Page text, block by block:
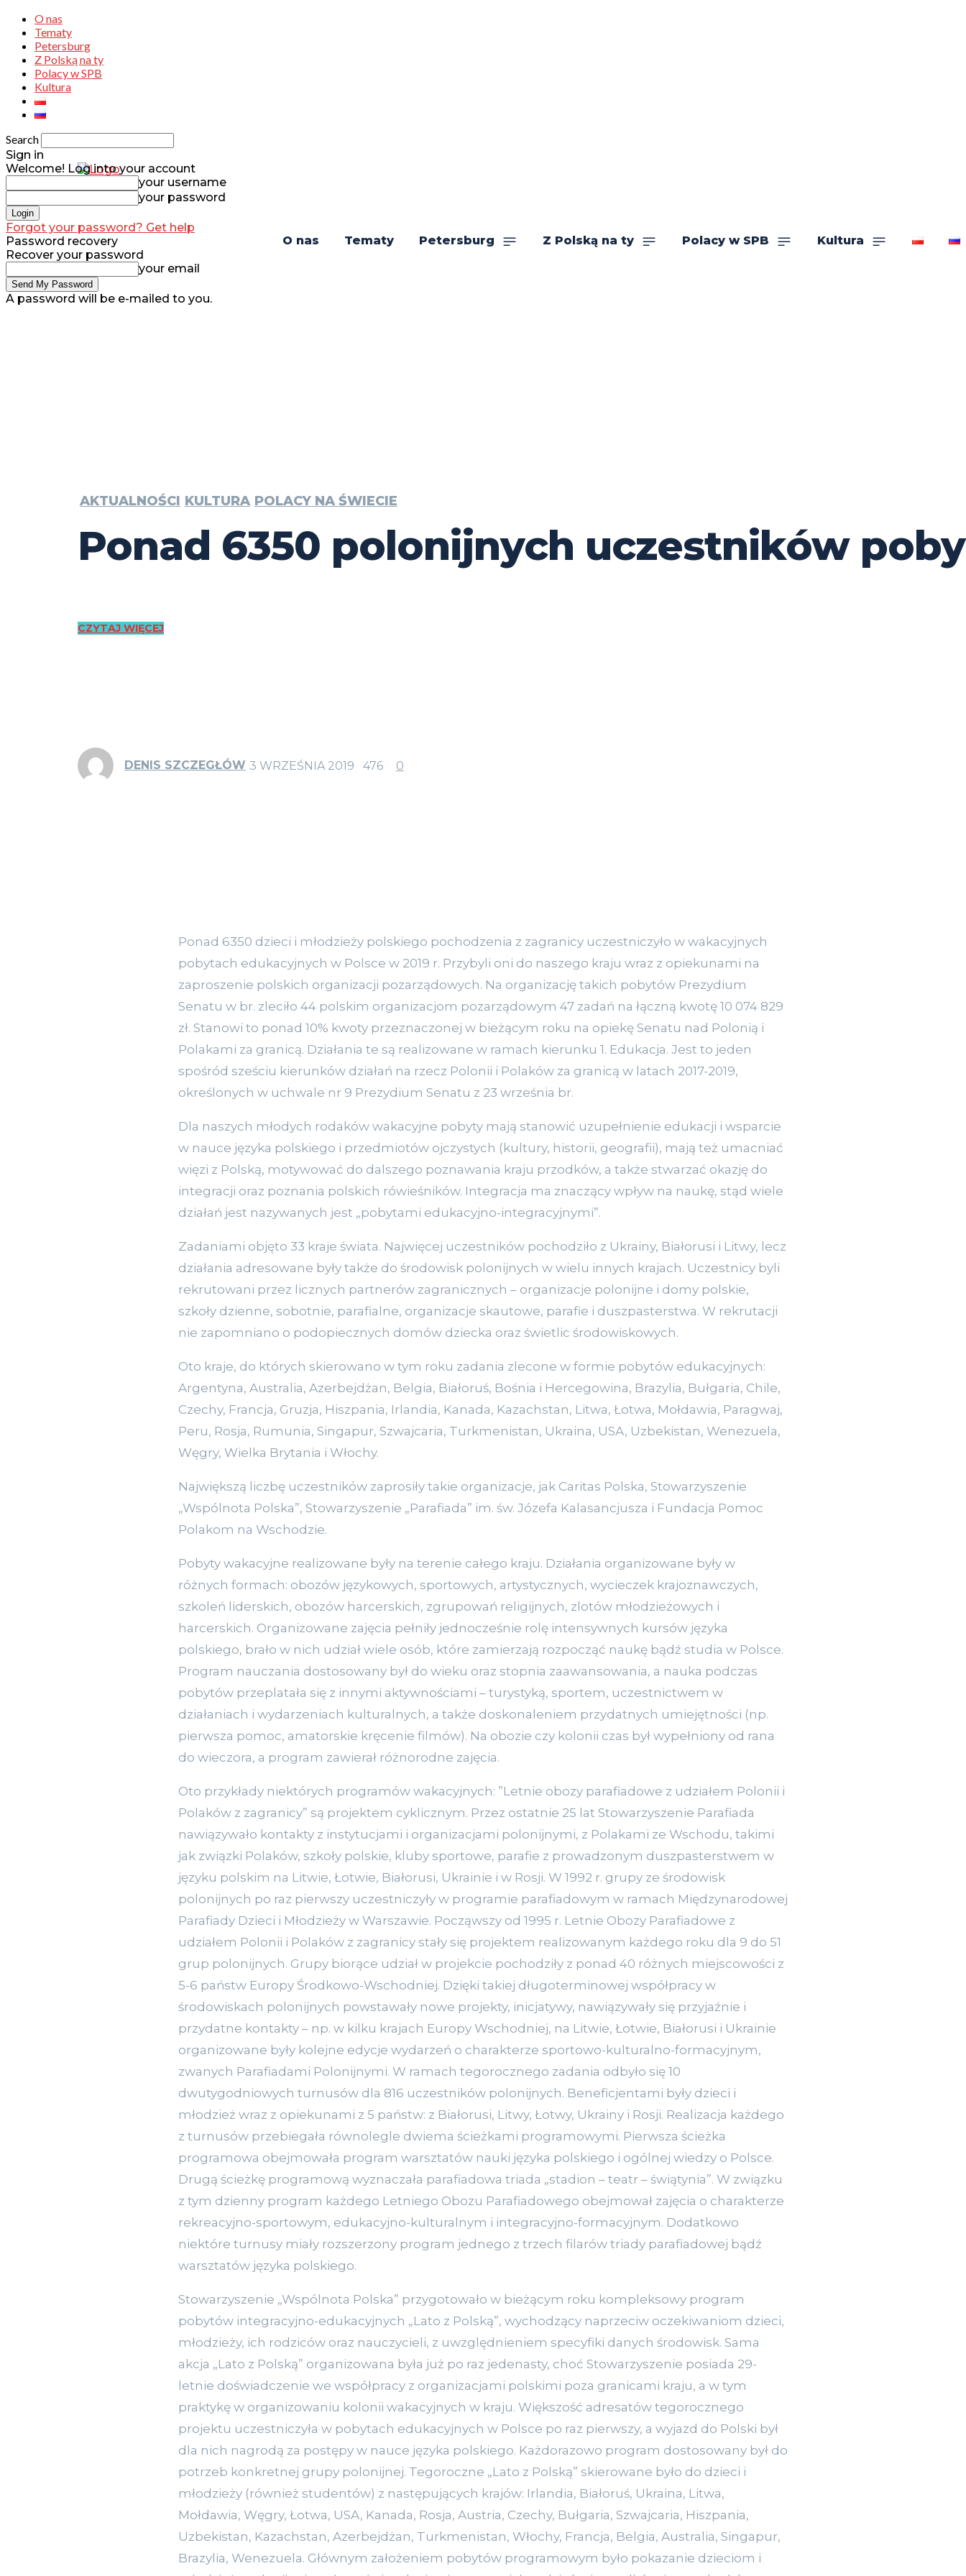
O nas
Tematy
Petersburg
Z Polską na ty
Polacy w SPB
Kultura
Search
O nas Tematy Petersburg Z Polską na ty Polacy w SPB Kultura
Sign in
Welcome! Log into your account
your username
your password
Forgot your password? Get help
Password recovery
Recover your password
your email
A password will be e-mailed to you.
AKTUALNOŚCI KULTURA POLACY NA ŚWIECIE
Ponad 6350 polonijnych uczestników
CZYTAJ WIĘCEJ
DENIS SZCZEGŁÓW 3 WRZEŚNIA 2019 476 0
Ponad 6350 dzieci i młodzieży polskiego pochodzenia z zagranicy uczestniczyło w wakacyjnych
pobytach edukacyjnych w Polsce w 2019 r. Przybyli oni do naszego kraju wraz z opiekunami na
zaproszenie polskich organizacji pozarządowych. Na organizację takich pobytów Prezydium
Senatu w br. zleciło 44 polskim organizacjom pozarządowym 47 zadań na łączną kwotę 10 074 829
zł. Stanowi to ponad 10% kwoty przeznaczonej w bieżącym roku na opiekę Senatu nad Polonią i
Polakami za granicą. Działania te są realizowane w ramach kierunku 1. Edukacja. Jest to jeden
spośród sześciu kierunków działań na rzecz Polonii i Polaków za granicą w latach 2017-2019,
określonych w uchwale nr 9 Prezydium Senatu z 23 września br.
Dla naszych młodych rodaków wakacyjne pobyty mają stanowić uzupełnienie edukacji i wsparcie
w nauce języka polskiego i przedmiotów ojczystych (kultury, historii, geografii), mają też umacniać
więzi z Polską, motywować do dalszego poznawania kraju przodków, a także stwarzać okazję do
integracji oraz poznania polskich rówieśników. Integracja ma znaczący wpływ na naukę, stąd wiele
działań jest nazywanych jest „pobytami edukacyjno-integracyjnymi”.
Zadaniami objęto 33 kraje świata. Najwięcej uczestników pochodziło z Ukrainy, Białorusi i Litwy, lecz
działania adresowane były także do środowisk polonijnych w wielu innych krajach. Uczestnicy byli
rekrutowani przez licznych partnerów zagranicznych – organizacje polonijne i domy polskie,
szkoły dzienne, sobotnie, parafialne, organizacje skautowe, parafie i duszpasterstwa. W rekrutacji
nie zapomniano o podopiecznych domów dziecka oraz świetlic środowiskowych.
Oto kraje, do których skierowano w tym roku zadania zlecone w formie pobytów edukacyjnych:
Argentyna, Australia, Azerbejdżan, Belgia, Białoruś, Bośnia i Hercegowina, Brazylia, Bułgaria, Chile,
Czechy, Francja, Gruzja, Hiszpania, Irlandia, Kanada, Kazachstan, Litwa, Łotwa, Mołdawia, Paragwaj,
Peru, Rosja, Rumunia, Singapur, Szwajcaria, Turkmenistan, Ukraina, USA, Uzbekistan, Wenezuela,
Węgry, Wielka Brytania i Włochy.
Największą liczbę uczestników zaprosiły takie organizacje, jak Caritas Polska, Stowarzyszenie
„Wspólnota Polska”, Stowarzyszenie „Parafiada” im. św. Józefa Kalasancjusza i Fundacja Pomoc
Polakom na Wschodzie.
Pobyty wakacyjne realizowane były na terenie całego kraju. Działania organizowane były w
różnych formach: obozów językowych, sportowych, artystycznych, wycieczek krajoznawczych,
szkoleń liderskich, obozów harcerskich, zgrupowań religijnych, zlotów młodzieżowych i
harcerskich. Organizowane zajęcia pełniły jednocześnie rolę intensywnych kursów języka
polskiego, brało w nich udział wiele osób, które zamierzają rozpocząć naukę bądź studia w Polsce.
Program nauczania dostosowany był do wieku oraz stopnia zaawansowania, a nauka podczas
pobytów przeplatała się z innymi aktywnościami – turystyką, sportem, uczestnictwem w
działaniach i wydarzeniach kulturalnych, a także doskonaleniem przydatnych umiejętności (np.
pierwsza pomoc, amatorskie kręcenie filmów). Na obozie czy kolonii czas był wypełniony od rana
do wieczora, a program zawierał różnorodne zajęcia.
Oto przykłady niektórych programów wakacyjnych: ”Letnie obozy parafiadowe z udziałem Polonii i
Polaków z zagranicy” są projektem cyklicznym. Przez ostatnie 25 lat Stowarzyszenie Parafiada
nawiązywało kontakty z instytucjami i organizacjami polonijnymi, z Polakami ze Wschodu, takimi
jak związki Polaków, szkoły polskie, kluby sportowe, parafie z prowadzonym duszpasterstwem w
języku polskim na Litwie, Łotwie, Białorusi, Ukrainie i w Rosji. W 1992 r. grupy ze środowisk
polonijnych po raz pierwszy uczestniczyły w programie parafiadowym w ramach Międzynarodowej
Parafiady Dzieci i Młodzieży w Warszawie. Począwszy od 1995 r. Letnie Obozy Parafiadowe z
udziałem Polonii i Polaków z zagranicy stały się projektem realizowanym każdego roku dla 9 do 51
grup polonijnych. Grupy biorące udział w projekcie pochodziły z ponad 40 różnych miejscowości z
5-6 państw Europy Środkowo-Wschodniej. Dzięki takiej długoterminowej współpracy w
środowiskach polonijnych powstawały nowe projekty, inicjatywy, nawiązywały się przyjaźnie i
przydatne kontakty – np. w kilku krajach Europy Wschodniej, na Litwie, Łotwie, Białorusi i Ukrainie
organizowane były kolejne edycje wydarzeń o charakterze sportowo-kulturalno-formacyjnym,
zwanych Parafiadami Polonijnymi. W ramach tegorocznego zadania odbyło się 10
dwutygodniowych turnusów dla 816 uczestników polonijnych. Beneficjentami były dzieci i
młodzież wraz z opiekunami z 5 państw: z Białorusi, Litwy, Łotwy, Ukrainy i Rosji. Realizacja każdego
z turnusów przebiegała równolegle dwiema ścieżkami programowymi. Pierwsza ścieżka
programowa obejmowała program warsztatów nauki języka polskiego i ogólnej wiedzy o Polsce.
Drugą ścieżkę programową wyznaczała parafiadowa triada „stadion – teatr – świątynia”. W związku
z tym dzienny program każdego Letniego Obozu Parafiadowego obejmował zajęcia o charakterze
rekreacyjno-sportowym, edukacyjno-kulturalnym i integracyjno-formacyjnym. Dodatkowo
niektóre turnusy miały rozszerzony program jednego z trzech filarów triady parafiadowej bądź
warsztatów języka polskiego.
Stowarzyszenie „Wspólnota Polska” przygotowało w bieżącym roku kompleksowy program
pobytów integracyjno-edukacyjnych „Lato z Polską”, wychodzący naprzeciw oczekiwaniom dzieci,
młodzieży, ich rodziców oraz nauczycieli, z uwzględnieniem specyfiki danych środowisk. Sama
akcja „Lato z Polską” organizowana była już po raz jedenasty, choć Stowarzyszenie posiada 29-
letnie doświadczenie we współpracy z organizacjami polskimi poza granicami kraju, a w tym
praktykę w organizowaniu kolonii wakacyjnych w kraju. Większość adresatów tegorocznego
projektu uczestniczyła w pobytach edukacyjnych w Polsce po raz pierwszy, a wyjazd do Polski był
dla nich nagrodą za postępy w nauce języka polskiego. Każdorazowo program dostosowany był do
potrzeb konkretnej grupy polonijnej. Tegoroczne „Lato z Polską” skierowane było do dzieci i
młodzieży (również studentów) z następujących krajów: Irlandia, Białoruś, Ukraina, Litwa,
Mołdawia, Węgry, Łotwa, USA, Kanada, Rosja, Austria, Czechy, Bułgaria, Szwajcaria, Hiszpania,
Uzbekistan, Kazachstan, Azerbejdżan, Turkmenistan, Włochy, Francja, Belgia, Australia, Singapur,
Brazylia, Wenezuela. Głównym założeniem pobytów programowym było pokazanie dzieciom i